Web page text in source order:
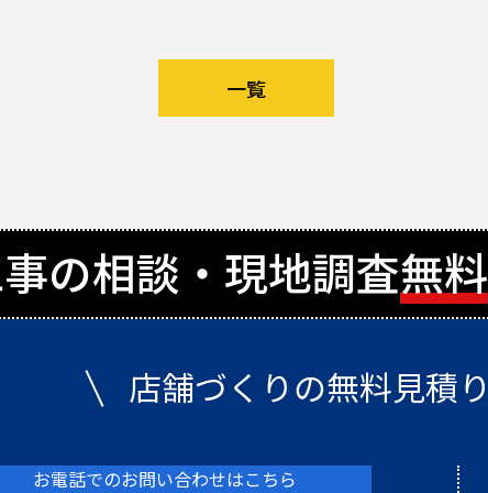
一覧
の相談・現地調査無料
店舗づくりの無料見積
お電話でのお問い合わせはこちら